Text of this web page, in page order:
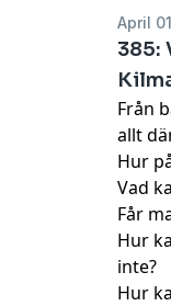
April
385:
Från
allt
Hur
Vad
Får
Hur
inte?
Hur